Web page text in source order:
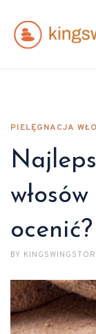
PIELĘGNACJA
ocenić?
BY